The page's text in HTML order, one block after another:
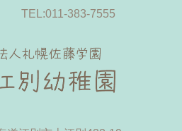
TEL:011-383-7555